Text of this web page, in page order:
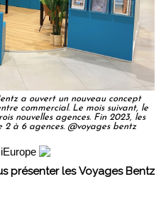
a ouvert un nouveau concept
commercial. Le mois suivant, le
nouvelles agences. Fin 2023, les
2 à 6 agences. @voyages bentz